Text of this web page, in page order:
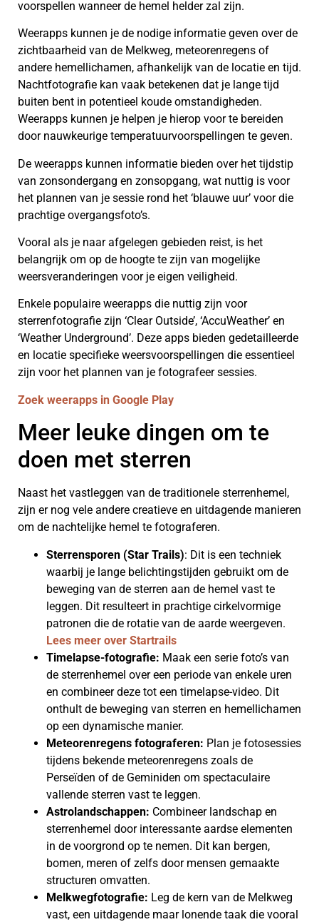
voorspellen wanneer de hemel helder zal zijn.
Weerapps kunnen je de nodige informatie geven over de
zichtbaarheid van de Melkweg, meteorenregens of
andere hemellichamen, afhankelijk van de locatie en tijd.
Nachtfotografie kan vaak betekenen dat je lange tijd
buiten bent in potentieel koude omstandigheden.
Weerapps kunnen je helpen je hierop voor te bereiden
door nauwkeurige temperatuurvoorspellingen te geven.
De weerapps kunnen informatie bieden over het tijdstip
van zonsondergang en zonsopgang, wat nuttig is voor
het plannen van je sessie rond het ‘blauwe uur’ voor die
prachtige overgangsfoto’s.
Vooral als je naar afgelegen gebieden reist, is het
belangrijk om op de hoogte te zijn van mogelijke
weersveranderingen voor je eigen veiligheid.
Enkele populaire weerapps die nuttig zijn voor
sterrenfotografie zijn ‘Clear Outside’, ‘AccuWeather’ en
‘Weather Underground’. Deze apps bieden gedetailleerde
en locatie specifieke weersvoorspellingen die essentieel
zijn voor het plannen van je fotografeer sessies.
Zoek weerapps in Google Play
Meer leuke dingen om te
doen met sterren
Naast het vastleggen van de traditionele sterrenhemel,
zijn er nog vele andere creatieve en uitdagende manieren
om de nachtelijke hemel te fotograferen.
Sterrensporen (Star Trails): Dit is een techniek
waarbij je lange belichtingstijden gebruikt om de
beweging van de sterren aan de hemel vast te
leggen. Dit resulteert in prachtige cirkelvormige
patronen die de rotatie van de aarde weergeven.
Lees meer over Startrails
Timelapse-fotografie: Maak een serie foto’s van
de sterrenhemel over een periode van enkele uren
en combineer deze tot een timelapse-video. Dit
onthult de beweging van sterren en hemellichamen
op een dynamische manier.
Meteorenregens fotograferen: Plan je fotosessies
tijdens bekende meteorenregens zoals de
Perseïden of de Geminiden om spectaculaire
vallende sterren vast te leggen.
Astrolandschappen: Combineer landschap en
sterrenhemel door interessante aardse elementen
in de voorgrond op te nemen. Dit kan bergen,
bomen, meren of zelfs door mensen gemaakte
structuren omvatten.
Melkwegfotografie: Leg de kern van de Melkweg
vast, een uitdagende maar lonende taak die vooral